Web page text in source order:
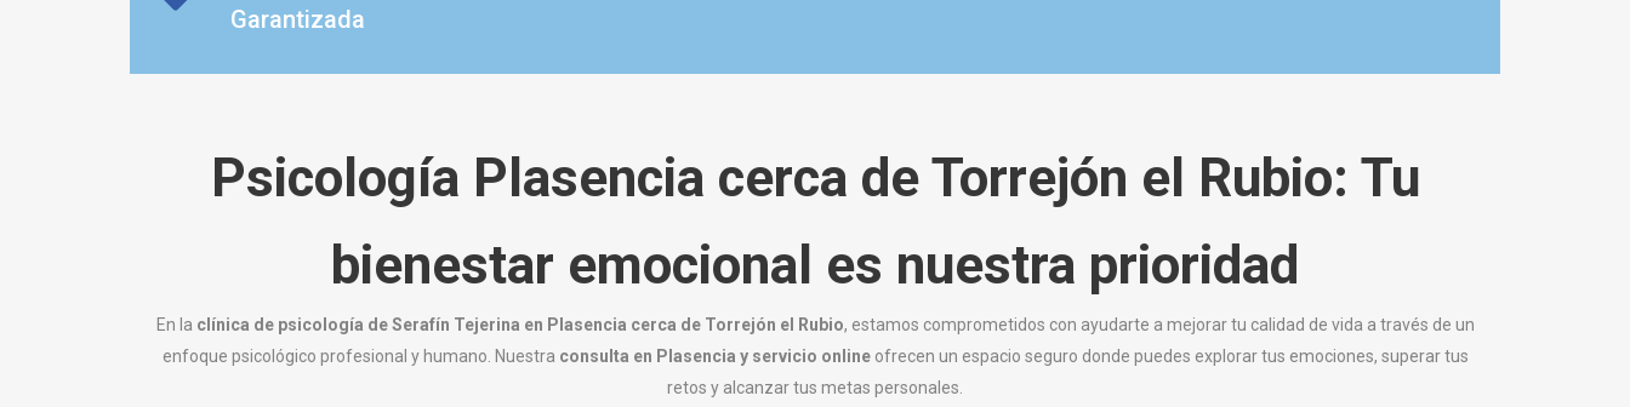
Garantizada
Psicología Plasencia cerca de Torrejón el Rubio: Tu
bienestar emocional es nuestra prioridad
En la clínica de psicología de Serafín Tejerina en Plasencia cerca de Torrejón el Rubio, estamos comprometidos con ayudarte a mejorar tu calidad de vida a través de un
enfoque psicológico profesional y humano. Nuestra consulta en Plasencia y servicio online ofrecen un espacio seguro donde puedes explorar tus emociones, superar tus
retos y alcanzar tus metas personales.